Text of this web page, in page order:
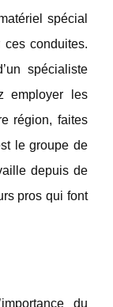
spécial
ces conduites.
spécialiste
employer les
région, faites
le groupe de
depuis de
pros qui font
du